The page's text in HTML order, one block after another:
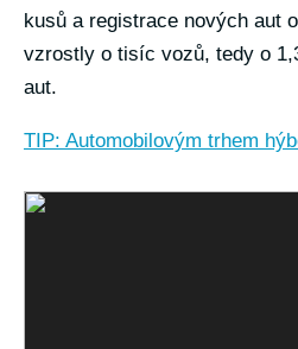
kusů a registrace nových aut
vzrostly o tisíc vozů, tedy o
aut.
TIP: Automobilovým trhem